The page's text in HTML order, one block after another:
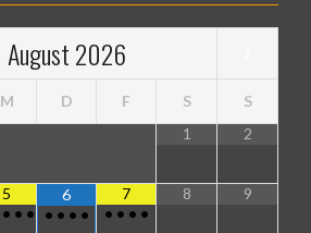
August2026
M D F S
S
1
2
5
• • •
6
• • • •
7
• • • •
8 9